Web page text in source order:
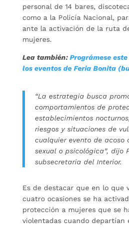
personal de 14 bares,
como a la Policía Nacional,
ante la activación de la ruta
mujeres.
Lea también:Prográmese
los eventos de Feria Bonita
“La estrategia busca
comportamientos de
establecimientos
riesgos y situaciones de
cualquier evento de acoso
sexual o psicológica”, dijo
subsecretaria del Interior.
Es de destacar que en lo que
cuatro ocasiones se ha
protección a mujeres que se
violentadas cuando departían